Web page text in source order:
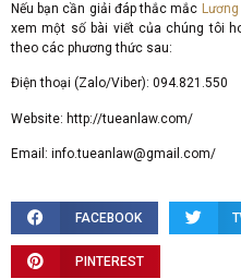
Nếu bạn cần giải đáp thắc mắc
xem một số bài viết của chúng tôi
theo các phương thức sau:
Điện thoại (Zalo/Viber): 094.821.550
Website: http://tueanlaw.com/
Email: info.tueanlaw@gmail.com/
FACEBOOK
PINTEREST